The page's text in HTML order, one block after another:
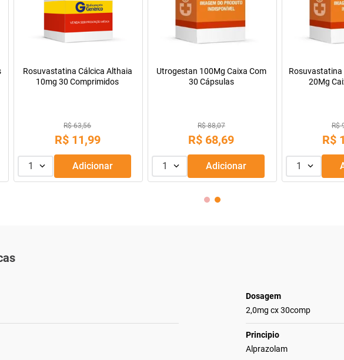
Pregomin Fórmula Infantil para
Lactentes Pepti 400g
R$ 169,99
ou3x de R$ 56,66
1 Adicionar
Máscara de Tratamento Lola
Cosmetics Morte Súbita 450g
R$ 43,99
R$ 39,99
1 Adicionar
Manitol 20%
R$
1
Dosagem
2,0mg cx 30comp
Principio
Alprazolam